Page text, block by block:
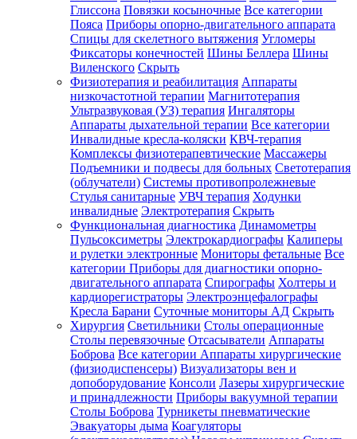
Глиссона Повязки косыночные Все категории
Пояса Приборы опорно-двигательного аппарата
Спицы для скелетного вытяжения Угломеры
Фиксаторы конечностей Шины Беллера Шины
Виленского Скрыть
Физиотерапия и реабилитация Аппараты
низкочастотной терапии Магнитотерапия
Ультразвуковая (УЗ) терапия Ингаляторы
Аппараты дыхательной терапии Все категории
Инвалидные кресла-коляски КВЧ-терапия
Комплексы физиотерапевтические Массажеры
Подъемники и подвесы для больных Светотерапия
(облучатели) Системы противопролежневые
Стулья санитарные УВЧ терапия Ходунки
инвалидные Электротерапия Скрыть
Функциональная диагностика Динамометры
Пульсоксиметры Электрокардиографы Калиперы
и рулетки электронные Мониторы фетальные Все
категории Приборы для диагностики опорно-
двигательного аппарата Спирографы Холтеры и
кардиорегистраторы Электроэнцефалографы
Кресла Барани Суточные мониторы АД Скрыть
Хирургия Светильники Столы операционные
Столы перевязочные Отсасыватели Аппараты
Боброва Все категории Аппараты хирургические
(физиодиспенсеры) Визуализаторы вен и
допоборудование Консоли Лазеры хирургические
и принадлежности Приборы вакуумной терапии
Столы Боброва Турникеты пневматические
Эвакуаторы дыма Коагуляторы